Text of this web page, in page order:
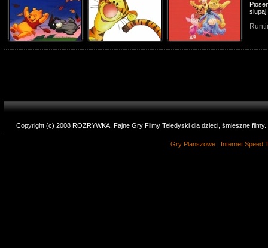
siupaj
Copyright (c) 2008 ROZRYWKA, Fajne Gry Filmy Teledyski dla dzieci, śmieszne
Gry Planszowe | Internet Speed